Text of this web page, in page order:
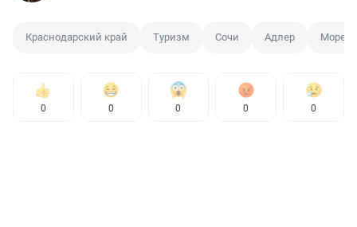
Краснодарский край Туризм Сочи Адлер Море
0 0 0 0 0